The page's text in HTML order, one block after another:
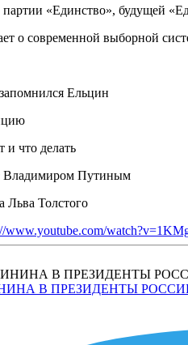
«Единство», будущей
о современной выборной
Ельцин
и что делать
Владимиром Путиным
Льва Толстого
www.youtube.com/
В ПРЕЗИДЕНТЫ